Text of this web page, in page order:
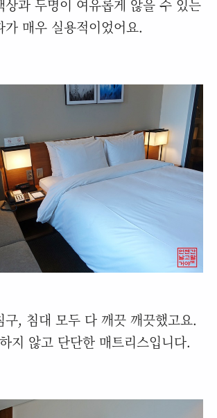
상과 두명이 여유롭게 않을 수 있는
가 매우 실용적이었어요.
구, 침대 모두 다 깨끗 깨끗했고요.
지 않고 단단한 매트리스입니다.